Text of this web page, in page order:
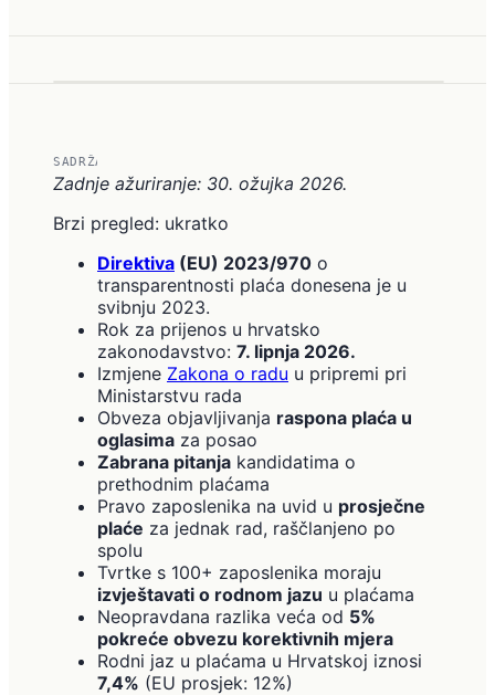
SADRŽAJ
Zadnje ažuriranje: 30. ožujka 2026.
Brzi pregled: ukratko
Direktiva (EU) 2023/970 o
transparentnosti plaća donesena je u
svibnju 2023.
Rok za prijenos u hrvatsko
zakonodavstvo: 7. lipnja 2026.
Izmjene Zakona o radu u pripremi pri
Ministarstvu rada
Obveza objavljivanja raspona plaća u
oglasima za posao
Zabrana pitanja kandidatima o
prethodnim plaćama
Pravo zaposlenika na uvid u prosječne
plaće za jednak rad, raščlanjeno po
spolu
Tvrtke s 100+ zaposlenika moraju
izvještavati o rodnom jazu u plaćama
Neopravdana razlika veća od 5%
pokreće obvezu korektivnih mjera
Rodni jaz u plaćama u Hrvatskoj iznosi
7,4% (EU prosjek: 12%)